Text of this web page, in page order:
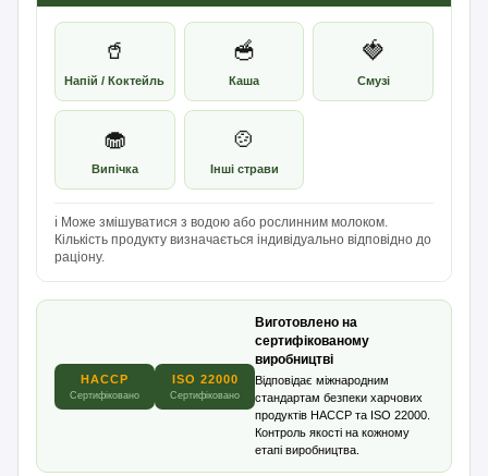
🥤
Напій / Коктейль
🥣
Каша
🍓
Смузі
🧁
Випічка
🍲
Інші страви
ℹ️ Може змішуватися з водою або рослинним молоком.
Кількість продукту визначається індивідуально відповідно до
раціону.
HACCP
Сертифіковано
ISO 22000
Сертифіковано
Виготовлено на
сертифікованому
виробництві
Відповідає міжнародним
стандартам безпеки харчових
продуктів HACCP та ISO 22000.
Контроль якості на кожному
етапі виробництва.